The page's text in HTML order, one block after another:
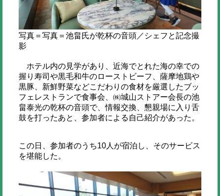
写真＝写真＝池畠氏が乾杯の音頭／シェフと記念撮
影
ホテル内の見学があり、近海でとれた海の幸での
握り寿司や黒毛和牛のローストビーフ、薩摩地鶏や
黒豚、新鮮野菜などこだわりの食材を厳選したブッ
フェレストランで食事会、㈱城山ストアー会長の池
畠泰光の乾杯の音頭で、情報交換、懇親場に入り舌
鼓を打ったあと、参加者による自己紹介があった。
この日、参加者のうち10人が宿泊し、そのサービス
を堪能した。